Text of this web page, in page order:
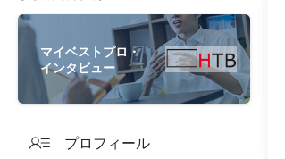
マイベストプロ・
インタビュー
プロフィール